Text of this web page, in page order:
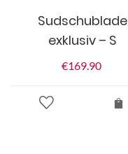
Sudschublade
exklusiv – S
€169.90